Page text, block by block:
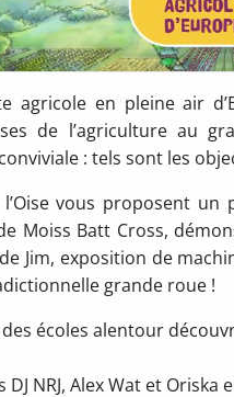
en pleine air
de l’agriculture au
: tels sont les
vous proposent
Moiss Batt Cross,
Jim, exposition de
grande roue !
écoles alentour
NRJ, Alex Wat et